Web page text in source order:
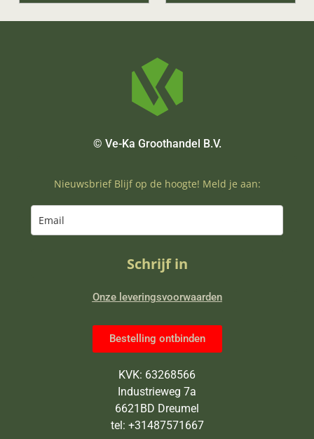
© Ve-Ka Groothandel B.V.
Nieuwsbrief Blijf op de hoogte! Meld je aan:
Schrijf in
Onze leveringsvoorwaarden
Bestelling ontbinden
KVK: 63268566
Industrieweg 7a
6621BD Dreumel
tel: +31487571667